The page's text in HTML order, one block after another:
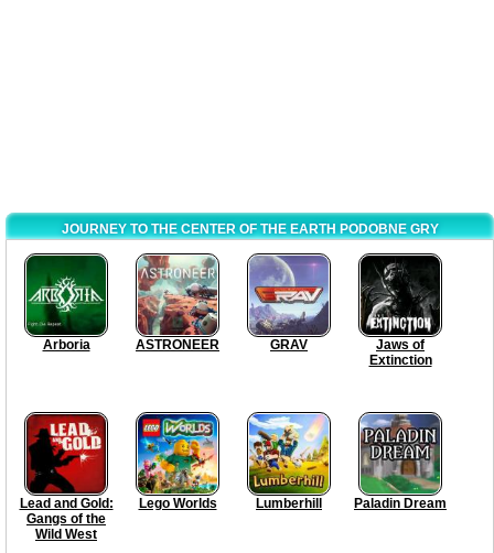
JOURNEY TO THE CENTER OF THE EARTH PODOBNE GRY
Arboria ASTRONEER GRAV
Jaws of
Extinction
Lead and Gold:
Gangs of the
Wild West
Lego Worlds Lumberhill Paladin Dream